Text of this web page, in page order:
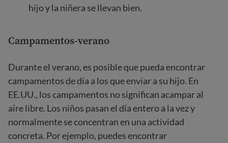
hijo y la niñera se llevan bien.
Campamentos-verano
Durante el verano, es posible que pueda encontrar
campamentos de día a los que enviar a su hijo. En
EE.UU., los campamentos no significan acampar al
aire libre. Los niños pasan el día entero a la vez y
normalmente se concentran en una actividad
concreta. Por ejemplo, puedes encontrar